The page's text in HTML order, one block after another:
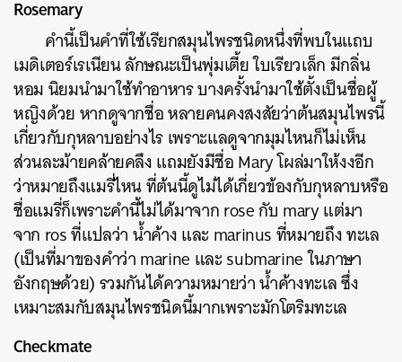
Rosemary
คำนี้เป็นคำที่ใช้เรียกสมุนไพรชนิดหนึ่งที่พบในแถบ
เมดิเตอร์เรเนียน ลักษณะเป็นพุ่มเตี้ย ใบเรียวเล็ก มีกลิ่น
หอม นิยมนำมาใช้ทำอาหาร บางครั้งนำมาใช้ตั้งเป็นชื่อผู้
หญิงด้วย หากดูจากชื่อ หลายคนคงสงสัยว่าต้นสมุนไพรนี้
เกี่ยวกับกุหลาบอย่างไร เพราะแลดูจากมุมไหนก็ไม่เห็น
ส่วนละม้ายคล้ายคลึง แถมยังมีชื่อ Mary โผล่มาให้งงอีก
ว่าหมายถึงแมรี่ไหน ที่ต้นนี้ดูไม่ได้เกี่ยวข้องกับกุหลาบหรือ
ชื่อแมรี่ก็เพราะคำนี้ไม่ได้มาจาก rose กับ mary แต่มา
จาก ros ที่แปลว่า น้ำค้าง และ marinus ที่หมายถึง ทะเล
(เป็นที่มาของคำว่า marine และ submarine ในภาษา
อังกฤษด้วย) รวมกันได้ความหมายว่า น้ำค้างทะเล ซึ่ง
เหมาะสมกับสมุนไพรชนิดนี้มากเพราะมักโตริมทะเล
Checkmate